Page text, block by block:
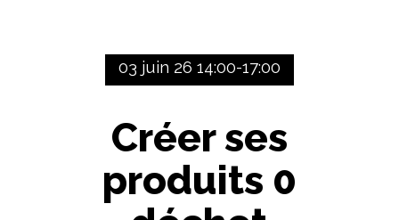
03 juin 26 14:00-17:00
Créer ses
produits 0